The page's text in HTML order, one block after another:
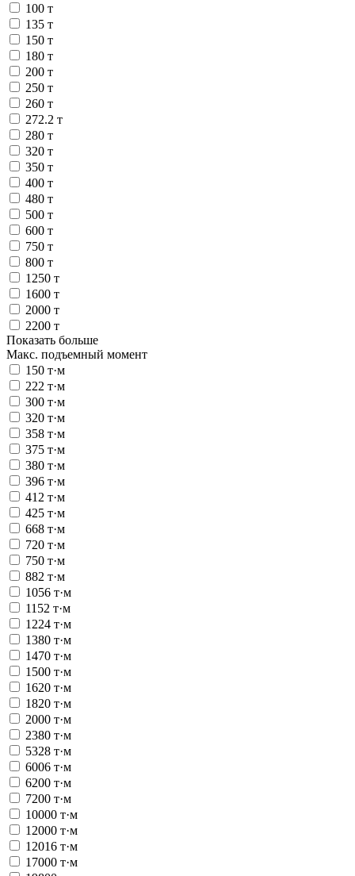
100 т
135 т
150 т
180 т
200 т
250 т
260 т
272.2 т
280 т
320 т
350 т
400 т
480 т
500 т
600 т
750 т
800 т
1250 т
1600 т
2000 т
2200 т
Показать больше
Макс. подъемный момент
150 т·м
222 т·м
300 т·м
320 т·м
358 т·м
375 т·м
380 т·м
396 т·м
412 т·м
425 т·м
668 т·м
720 т·м
750 т·м
882 т·м
1056 т·м
1152 т·м
1224 т·м
1380 т·м
1470 т·м
1500 т·м
1620 т·м
1820 т·м
2000 т·м
2380 т·м
5328 т·м
6006 т·м
6200 т·м
7200 т·м
10000 т·м
12000 т·м
12016 т·м
17000 т·м